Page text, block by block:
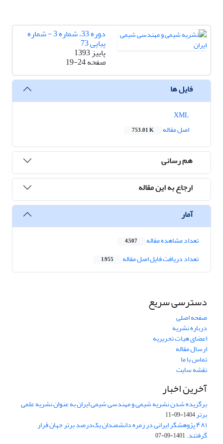
دوره 33، شماره 3 - شماره
پیاپی 73
پاییز 1393
صفحه19-24
فایل ها
اصل مقاله
753.01 K
هم رسانی
ارجاع به این مقاله
آمار
تعداد مشاهده مقاله 4,507
تعداد دریافت فایل اصل مقاله 1,955
دسترسی سریع
صفحه اصلی
درباره نشریه
اعضای هیات تحریریه
ارسال مقاله
تماس با ما
نقشه سایت
آخرین اخبار
برگزیده شدن نشریه شیمی و مهندسی شیمی ایران به عنوان نشریه علمی
برتر1404-09-11
۴۸۱ پژوهشگر ایرانی در زمره دانشمندان یک‌درصد برتر جهان قرار
گرفتند.1401-09-07